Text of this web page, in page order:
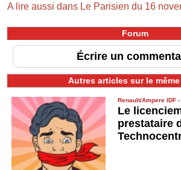
A lire aussi dans Le Parisien du 16
Forum
Écrire un
Autres articles sur le
Renault/Ampere IDF
Le
prestataire